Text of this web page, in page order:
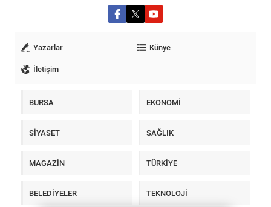
Yazarlar
Künye
İletişim
BURSA EKONOMİ
SİYASET SAĞLIK
MAGAZİN TÜRKİYE
BELEDİYELER TEKNOLOJİ